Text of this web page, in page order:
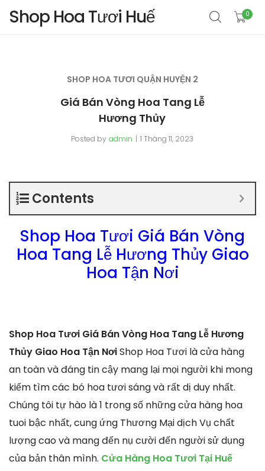
Shop Hoa Tươi Huế 0
SHOP HOA TƯƠI QUẬN HUYỆN 2
Giá Bán Vòng Hoa Tang Lễ
Hương Thủy
Posted by admin 1 Tháng 11, 2023
Contents
Shop Hoa Tươi Giá Bán Vòng
Hoa Tang Lễ Hương Thủy Giao
Hoa Tận Nơi
Shop Hoa Tươi Giá Bán Vòng Hoa Tang Lễ Hương
Thủy Giao Hoa Tận NơiShop Hoa Tươi là cửa hàng
an toàn và đáng tin cậy mang lại mọi người khi mong
kiếm tìm các bó hoa tươi sáng và rất dị duy nhất.
Chúng tôi tự hào là 1 trong số những cửa hàng hoa
tuoi bậc nhất, cung ứng Thương Mại dịch Vụ chất
lượng cao và mang đến nụ cười đến người sử dụng
của bản thân mình. Cửa Hàng Hoa Tươi Tại Huế